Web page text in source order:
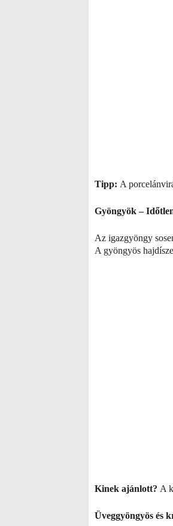
Tipp: A
Gyöngyök –
Az igazgyöngy
A gyöngyös
Kinek ajánlott? A
Üveggyöngyös és